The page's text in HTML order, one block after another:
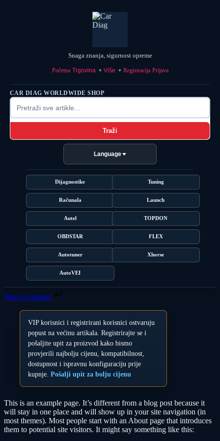
Snaga znanja, sigurnost opreme
Početna Trgovina Više Registracija Prijava
CAR DIAG WORLDWIDE SHOP
Traži
Language
Dijagnostike Tuning
Računala Launch
Autel TOPDON
OBDSTAR FLEX
Autotuner Xhorse
AutoVEI
Skip to content
VIP korisnici i registrirani korisnici ostvaruju
popust na većinu artikala. Registrirajte se i
pošaljite upit za proizvod kako bismo
provjerili najbolju cijenu, kompatibilnost,
dostupnost i ispravnu konfiguraciju prije
kupnje. Pošalji upit za bolju cijenu
This is an example page. It’s different from a blog post because it
will stay in one place and will show up in your site navigation (in
most themes). Most people start with an About page that introduces
them to potential site visitors. It might say something like this: